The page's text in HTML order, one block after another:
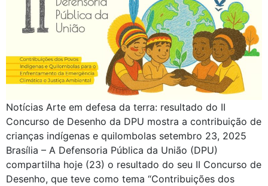
Notícias Arte em defesa da terra: resultado do II
Concurso de Desenho da DPU mostra a contribuição de
crianças indígenas e quilombolas setembro 23, 2025
Brasília – A Defensoria Pública da União (DPU)
compartilha hoje (23) o resultado do seu II Concurso de
Desenho, que teve como tema “Contribuições dos